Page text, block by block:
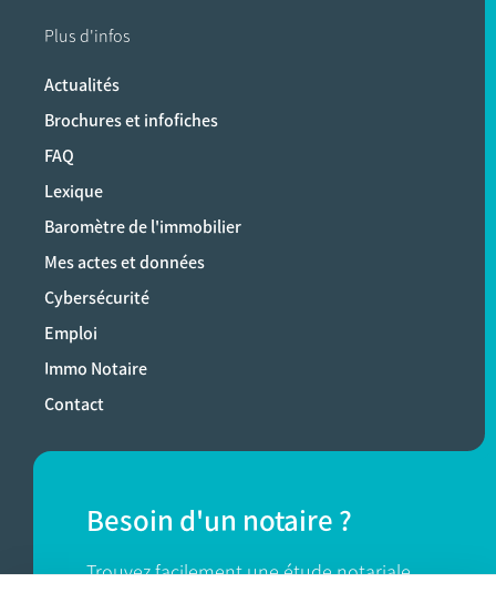
Plus d'infos
Actualités
Brochures et infofiches
FAQ
Lexique
Baromètre de l'immobilier
Mes actes et données
Cybersécurité
Emploi
Immo Notaire
Contact
Besoin d'un notaire ?
Trouvez facilement une étude notariale